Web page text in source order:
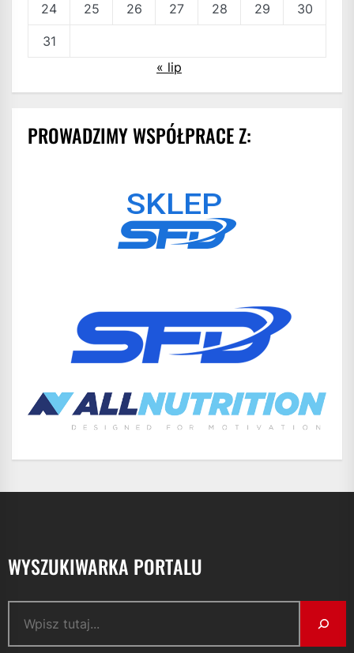
24 25 26 27 28 29 30
31
« lip
PROWADZIMY WSPÓŁPRACE Z:
WYSZUKIWARKA PORTALU